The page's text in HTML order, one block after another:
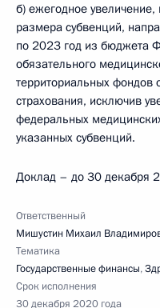
б) ежегодное
размера субвенций,
по 2023 год из бюджета
обязательного
территориальных фондов
страхования, исключив
федеральных
указанных субвенций.
Доклад – до 30 декабря
Ответственный
Мишустин Михаил
Тематика
Государственные финансы,
Срок исполнения
30 декабря 2020 года